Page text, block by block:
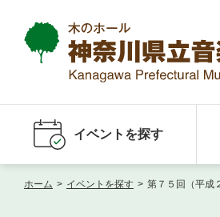
イベントを探す
ホーム > イベントを探す > 第７５回（平成